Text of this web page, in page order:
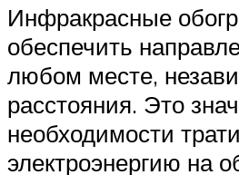
Инфракрасные
обеспечить
любом месте,
расстояния. Это
необходимости
электроэнергию на